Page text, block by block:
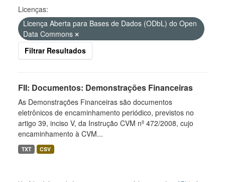
Licenças:
Licença Aberta para Bases de Dados (ODbL) do Open
Data Commons
Filtrar Resultados
FII: Documentos: Demonstrações Financeiras
As Demonstrações Financeiras são documentos
eletrônicos de encaminhamento periódico, previstos no
artigo 39, inciso V, da Instrução CVM nº 472/2008, cujo
encaminhamento à CVM...
TXT CSV